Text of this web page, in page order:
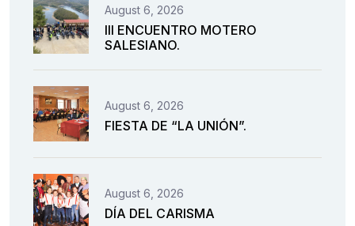
August 6, 2026
III ENCUENTRO MOTERO
SALESIANO.
August 6, 2026
FIESTA DE “LA UNIÓN”.
August 6, 2026
DÍA DEL CARISMA